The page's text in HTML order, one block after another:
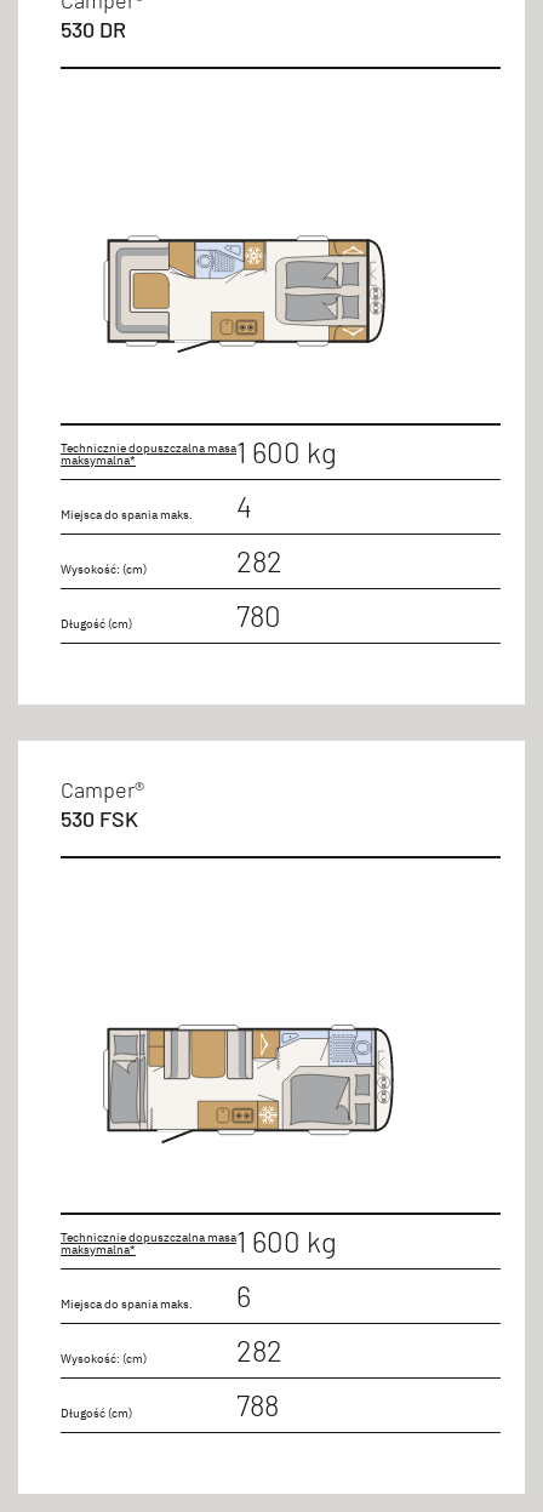
530 DR
Technicznie dopuszczalna masa
maksymalna* 1 600 kg
Miejsca do spania maks. 4
Wysokość: (cm) 282
Długość (cm) 780
Camper®
530 FSK
Technicznie dopuszczalna masa
maksymalna* 1 600 kg
Miejsca do spania maks. 6
Wysokość: (cm) 282
Długość (cm) 788